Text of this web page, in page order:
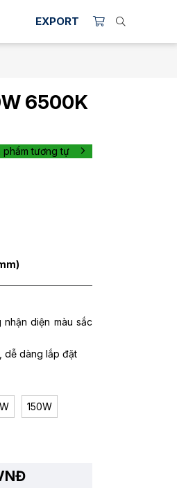
EXPORT
6500K
phẩm tương tự
diện màu sắc
dễ dàng lắp đặt
150W